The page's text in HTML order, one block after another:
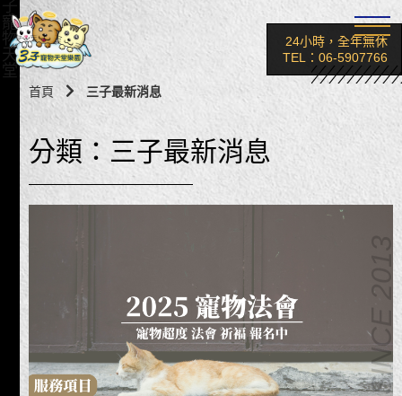
子
寵
物
天
堂
24小時，全年無休
TEL：06-5907766
SINCE 2013
首頁 三子最新消息
分類：三子最新消息